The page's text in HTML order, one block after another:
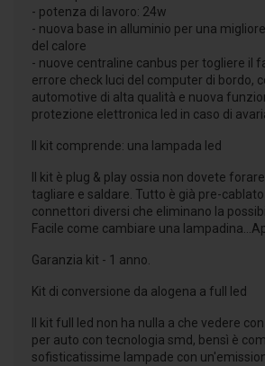
- potenza di lavoro: 24w
- nuova base in alluminio per una
del calore
- nuove centraline canbus per togliere il
errore check luci del computer di bordo,
automotive di alta qualità e nuova
protezione elettronica led in caso di
Il kit comprende: una lampada led
Il kit è plug & play ossia non dovete
tagliare e saldare. Tutto è già pre-
connettori diversi che eliminano la
Facile come cambiare una
Garanzia kit - 1 anno.
Kit di conversione da alogena a full led
Il kit full led non ha nulla a che vedere
per auto con tecnologia smd, bensì è
sofisticatissime lampade con